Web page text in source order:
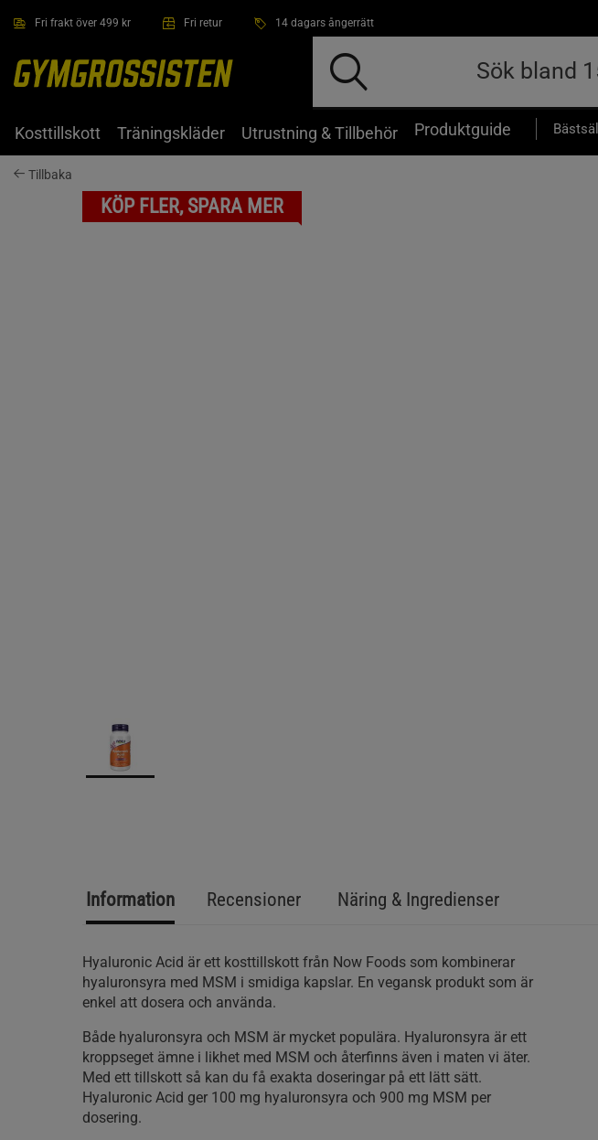
Fri frakt över 499 kr Fri retur 14 dagars ångerrätt
Kosttillskott Träningskläder Utrustning & Tillbehör Produktguide
Tillbaka
KÖP FLER, SPARA MER
Information Recensioner Näring & Ingredienser
Hyaluronic Acid är ett kosttillskott från Now Foods som kombinerar
hyaluronsyra med MSM i smidiga kapslar. En vegansk produkt som är
enkel att dosera och använda.
Både hyaluronsyra och MSM är mycket populära. Hyaluronsyra är ett
kroppseget ämne i likhet med MSM och återfinns även i maten vi äter.
Med ett tillskott så kan du få exakta doseringar på ett lätt sätt.
Hyaluronic Acid ger 100 mg hyaluronsyra och 900 mg MSM per
dosering.